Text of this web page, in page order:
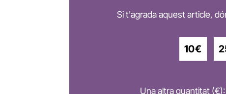
Si t'agrada aquest article,
10€
Una altra quantitat (€):